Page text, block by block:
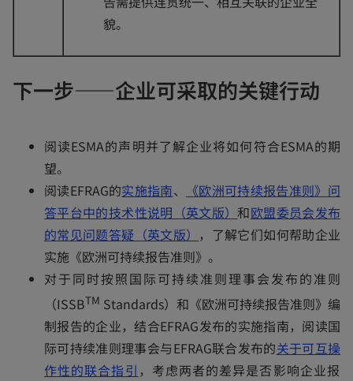
貌。
下一步——企业可采取的关键行动
阅读ESMA的声明并了解企业将如何符合ESMA的期
望。
阅读EFRAG的实施指南o
e
n
s
n
a
n
、
《欧洲可持续报告准则》问
答平台中的技术性说明（英文版）和欧盟委员会发布
的常见问题答疑（英文版） ，了解它们如何帮助企业
实施《欧洲可持续报告准则》。
对于同时按照国际可持续准则理事会发布的准则
（ISSBTM Standards）和《欧洲可持续报告准则》编
制报告的企业，结合EFRAG发布的实施指南，阅读国
际可持续准则理事会与EFRAG联合发布的关于可互操
作性的联合指引 o，考虑两者的差异是否影响企业报